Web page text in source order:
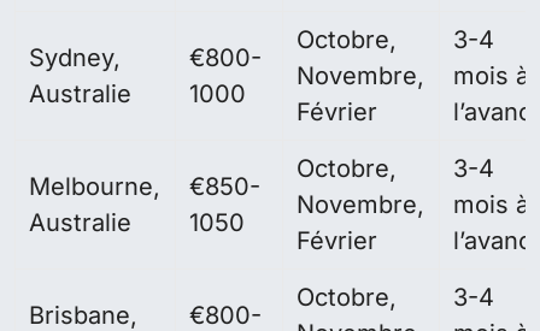
Sydney,
Australie
€800-
1000
Octobre,
Novembre,
Février
3-4
mois à
Melbourne,
Australie
€850-
1050
Octobre,
Novembre,
Février
3-4
mois à
Brisbane, €800-
Octobre,
3-4